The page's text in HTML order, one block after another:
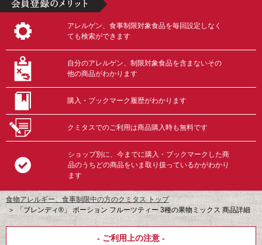
アレルゲン、食事制限対象食品を毎回設定しなく
ても検索ができます
自分のアレルゲン、制限対象食品を含まないその
他の商品がわかります
購入・ブックマーク履歴がわかります
クミタスでのご利用は商品購入時も無料です
ショップ別に、今までに購入・ブックマークした商
品のうちどの商品をいま取り扱っているかがわかり
ます
食物アレルギー、食事制限中の方のクミタス トップ
＞「ブレンディ®」 ポーション フルーツティー 3種の果物ミックス 商品詳細
- ご利用上の注意 -